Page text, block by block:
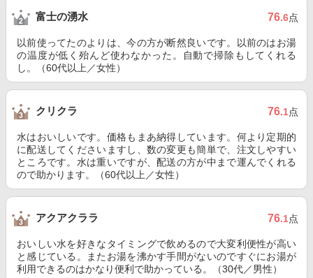
富士の湧水 76.6点
以前使ってたのよりは、今の方が断然良いです。以前のはお湯
の温度が低く殆んど使わなかった。自動で掃除もしてくれる
し。（60代以上／女性）
クリクラ 76.1点
水はおいしいです。価格もまあ納得しています。何より定期的
に配送してくださいますし、数の変更も簡単で、注文しやすい
ところです。水は重いですが、配送の方が中まで運んでくれる
ので助かります。（60代以上／女性）
アクアクララ 76.1点
おいしい水を好きなタイミングで飲めるので大変利便性が高い
と感じている。またお湯を沸かす手間がないのですぐにお湯が
利用できるのはかなり便利で助かっている。（30代／男性）